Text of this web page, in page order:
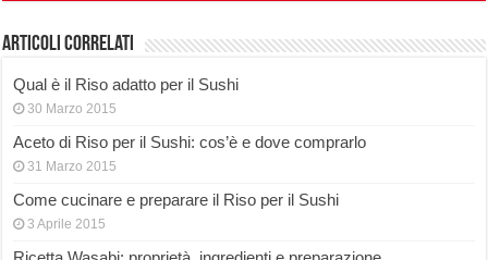
Articoli correlati
Qual è il Riso adatto per il Sushi
30 Marzo 2015
Aceto di Riso per il Sushi: cos’è e dove comprarlo
31 Marzo 2015
Come cucinare e preparare il Riso per il Sushi
3 Aprile 2015